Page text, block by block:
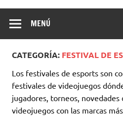
MENÚ
CATEGORÍA: FESTIVAL DE
Los festivales de esports son
festivales de videojuegos
jugadores, torneos, novedades
videojuegos con las marcas